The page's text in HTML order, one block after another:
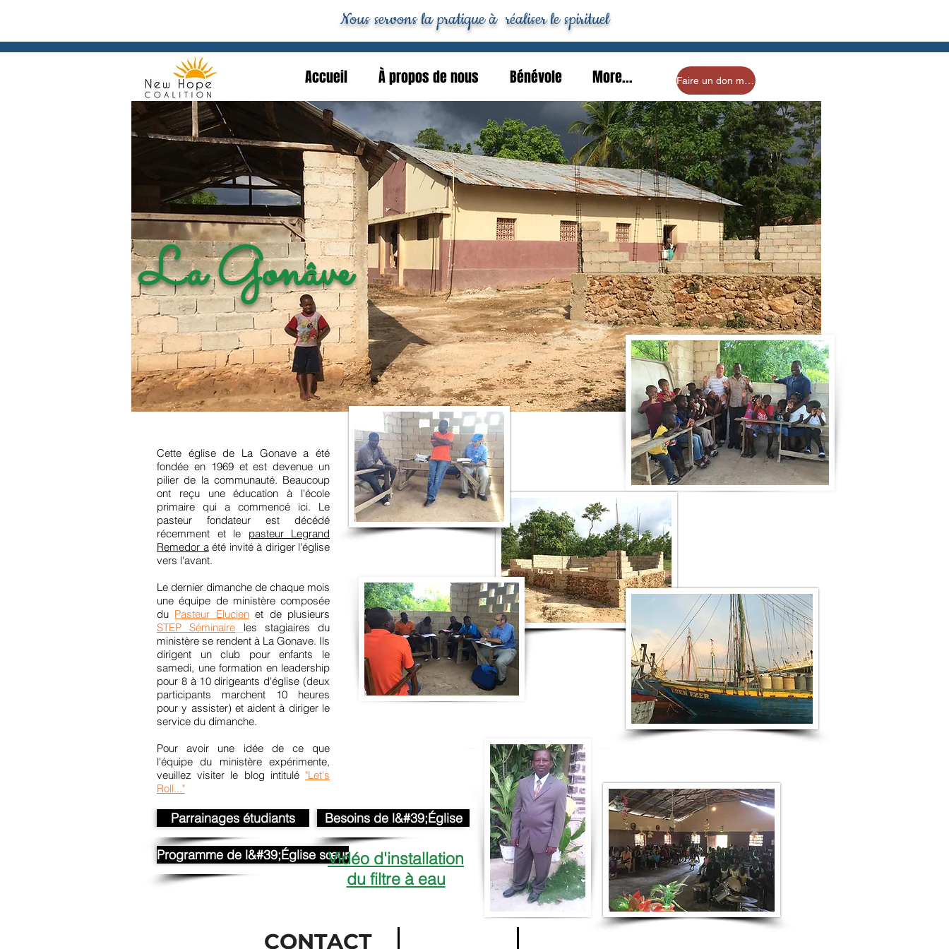
Nous servons la pratique à réaliser le spirituel
Accueil À propos de nous Bénévole More...
La Gonâve
Cette église de La Gonave a été
fondée en 1969 et est devenue un
pilier de la communauté. Beaucoup
ont reçu une éducation à l'école
primaire qui a commencé ici. Le
pasteur fondateur est décédé
récemment et le pasteur Legrand
Remedor aété invité à diriger l'église
vers l'avant.
Le dernier dimanche de chaque mois
une équipe de ministère composée
du Pasteur Elucien et de plusieurs
STEP Séminaire
les stagiaires du
ministère se rendent à La Gonave. Ils
dirigent un club pour enfants le
samedi, une formation en leadership
pour 8 à 10 dirigeants d'église (deux
participants marchent 10 heures
pour y assister) et aident à diriger le
service du dimanche.
Pour avoir une idée de ce que
l'équipe du ministère expérimente,
veuillez visiter le blog intitulé "Let's
Roll..."
Programme de l&#39;Église sœur
Parrainages étudiants Besoins de l&#39;Église
Vidéo d'installation
du filtre à eau
CONTACT